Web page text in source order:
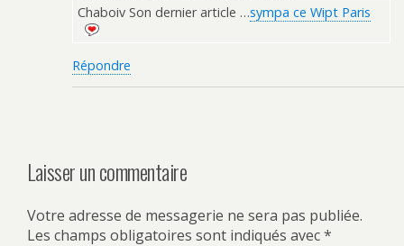
Chaboiv Son dernier article …sympa ce Wipt Paris
Répondre
Laisser un commentaire
Votre adresse de messagerie ne sera pas publiée.
Les champs obligatoires sont indiqués avec*